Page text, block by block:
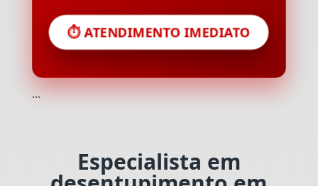
⏱️ ATENDIMENTO IMEDIATO
```
Especialista em